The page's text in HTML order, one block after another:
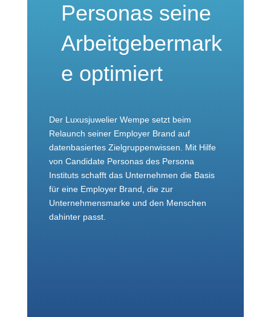
Personas seine
Arbeitgebermark
e optimiert
Der Luxusjuwelier Wempe setzt beim
Relaunch seiner Employer Brand auf
datenbasiertes Zielgruppenwissen. Mit Hilfe
von Candidate Personas des Persona
Instituts schafft das Unternehmen die Basis
für eine Employer Brand, die zur
Unternehmensmarke und den Menschen
dahinter passt.